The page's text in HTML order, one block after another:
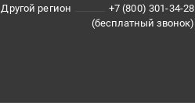
Другой регион
+7 (800) 301-34-28
(бесплатный звонок)